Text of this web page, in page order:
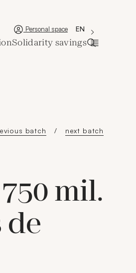
New window
Personal space 'Choisir une
La langue
EN
Solidarity savings
batch next batch
mil.
de